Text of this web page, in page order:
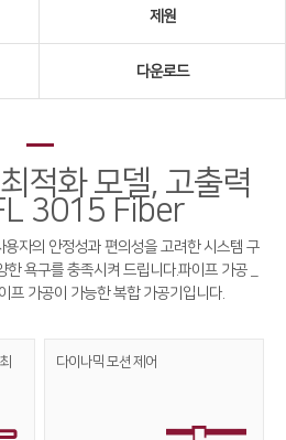
제원
다운로드
적화 모델, 고출력
3015 Fiber
자의 안정성과 편의성을 고려한 시스템 구
한 욕구를 충족시켜 드립니다.파이프 가공 _
프 가공이 가능한 복합 가공기입니다.
다이나믹 모션 제어